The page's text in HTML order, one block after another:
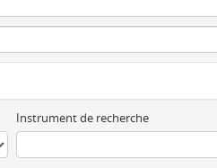
Instrument de recherche